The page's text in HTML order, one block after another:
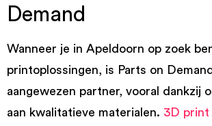
Demand
Wanneer je in Apeldoorn op zoek
printoplossingen, is Parts on
aangewezen partner, vooral dankzij
aan kwalitatieve materialen. 3D print